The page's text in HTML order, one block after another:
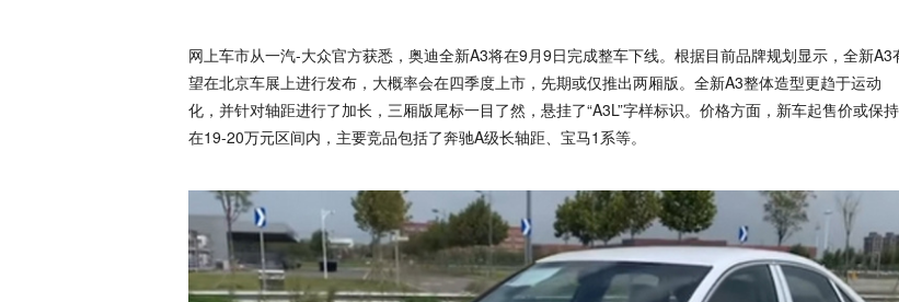
网上车市从一汽-大众官方获悉，奥迪全新A3将在9月9日完成整车下线。根据目前品牌规划显示，全新A3
望在北京车展上进行发布，大概率会在四季度上市，先期或仅推出两厢版。全新A3整体造型更趋于运动
化，并针对轴距进行了加长，三厢版尾标一目了然，悬挂了“A3L”字样标识。价格方面，新车起售价或保持
在19-20万元区间内，主要竞品包括了奔驰A级长轴距、宝马1系等。